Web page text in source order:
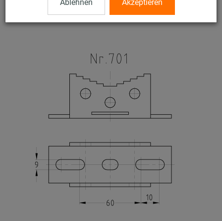
Ablehnen Akzeptieren
ML-Spannkörper Nr. 701, M8, feuerverzinkt